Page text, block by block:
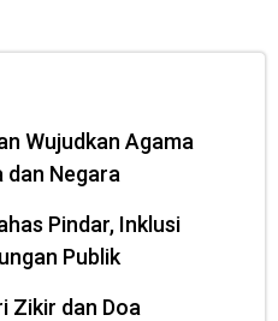
Wujudkan Agama
dan Negara
Pindar, Inklusi
Publik
Zikir dan Doa